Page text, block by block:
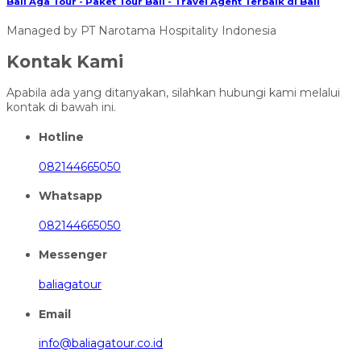
Managed by PT Narotama Hospitality Indonesia
Kontak Kami
Apabila ada yang ditanyakan, silahkan hubungi kami melalui
kontak di bawah ini.
Hotline
082144665050
Whatsapp
082144665050
Messenger
baliagatour
Email
info@baliagatour.co.id